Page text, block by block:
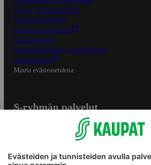
Tilaus- ja toimitusehdot
Tietosuojakäytäntö
Palvelun käyttöehdot
Saavutettavuus
Mobiilisovelluksen saavutettavuus
Mainostajalle
Muuta evästeasetuksia
S-ryhmän palvelut
Yhteishyvä Ruoka -sovellus